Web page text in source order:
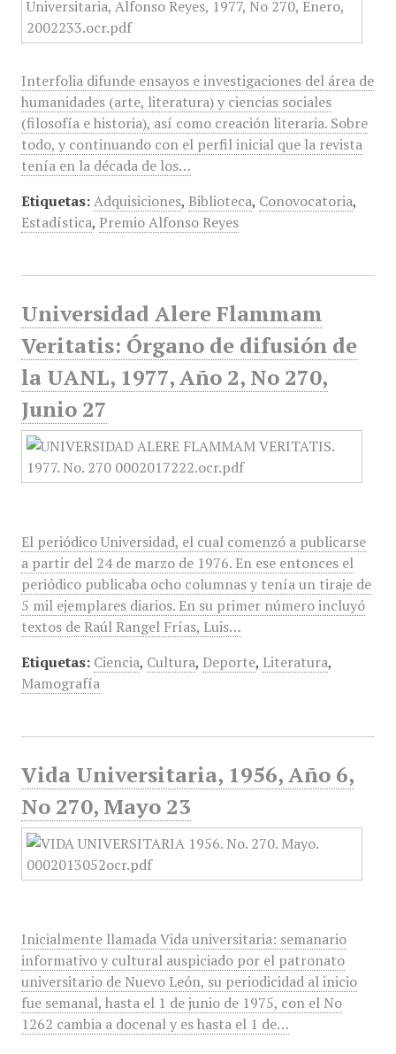
Interfolia difunde ensayos e investigaciones del área de
humanidades (arte, literatura) y ciencias sociales
(filosofía e historia), así como creación literaria. Sobre
todo, y continuando con el perfil inicial que la revista
tenía en la década de los…
Etiquetas: Adquisiciones, Biblioteca, Conovocatoria,
Estadística, Premio Alfonso Reyes
Universidad Alere Flammam
Veritatis: Órgano de difusión de
la UANL, 1977, Año 2, No 270,
Junio 27
El periódico Universidad, el cual comenzó a publicarse
a partir del 24 de marzo de 1976. En ese entonces el
periódico publicaba ocho columnas y tenía un tiraje de
5 mil ejemplares diarios. En su primer número incluyó
textos de Raúl Rangel Frías, Luis…
Etiquetas: Ciencia, Cultura, Deporte, Literatura,
Mamografía
Vida Universitaria, 1956, Año 6,
No 270, Mayo 23
Inicialmente llamada Vida universitaria: semanario
informativo y cultural auspiciado por el patronato
universitario de Nuevo León, su periodicidad al inicio
fue semanal, hasta el 1 de junio de 1975, con el No
1262 cambia a docenal y es hasta el 1 de…